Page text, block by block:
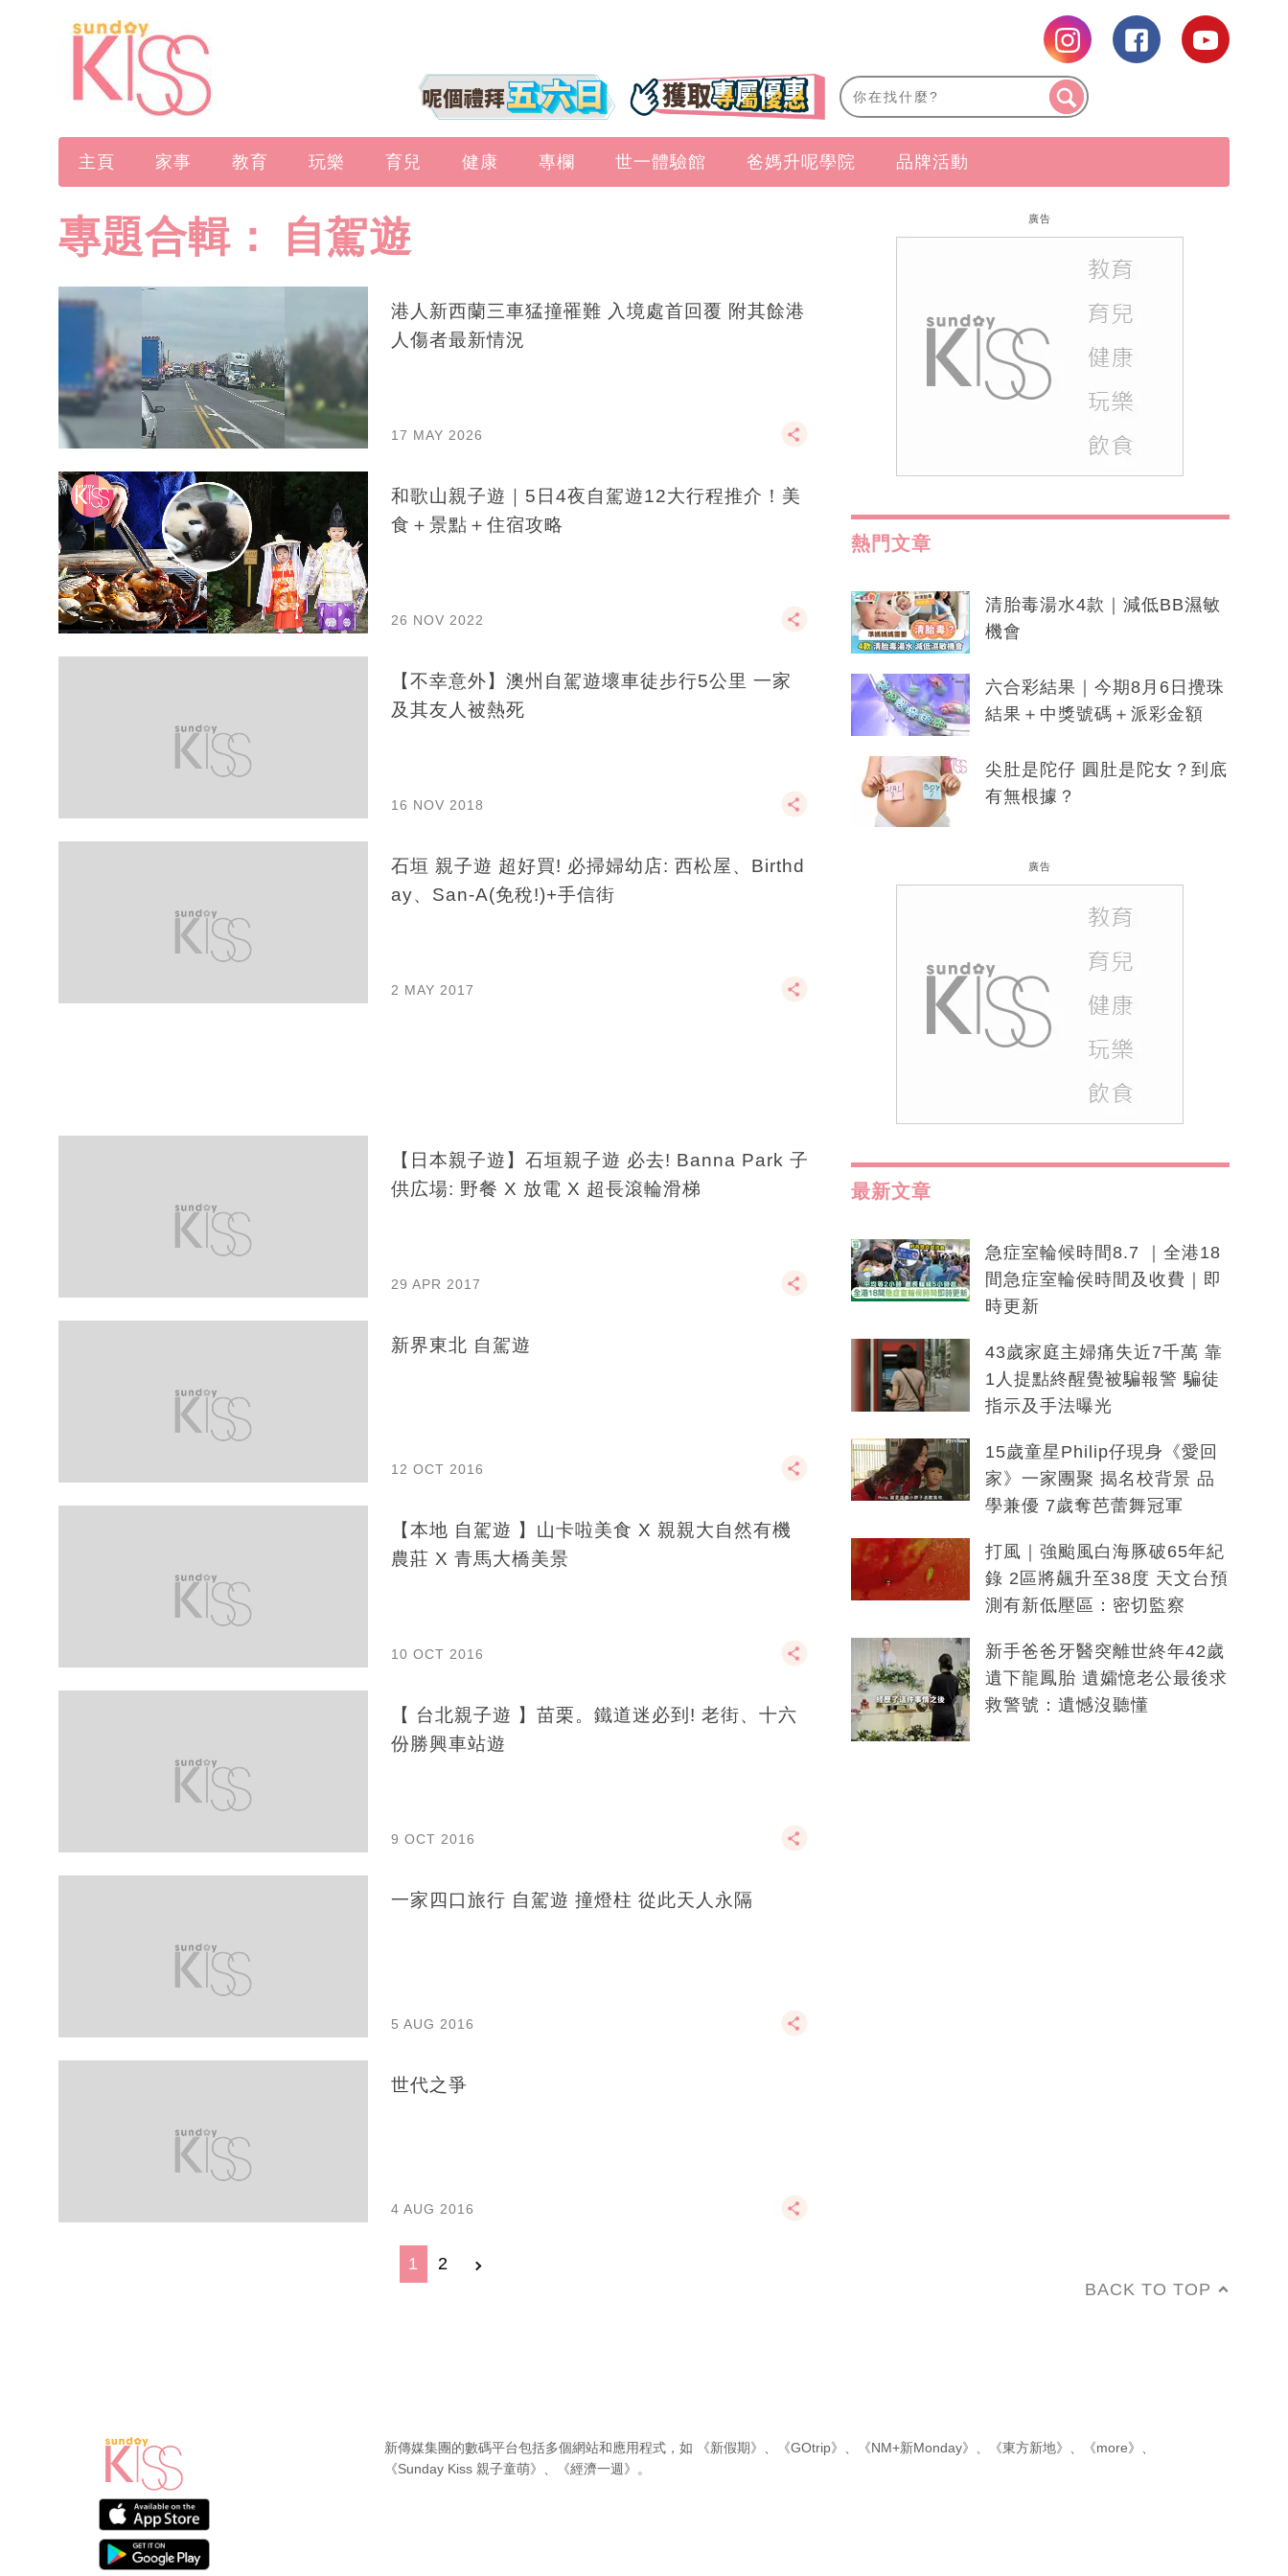
主頁 家事 教育 玩樂 育兒 健康 專欄 世一體驗館 爸媽升呢學院 品牌活動
專題合輯： 自駕遊
港人新西蘭三車猛撞罹難 入境處首回覆 附其餘港
人傷者最新情況
17 MAY 2026
和歌山親子遊｜5日4夜自駕遊12大行程推介！美
食＋景點＋住宿攻略
26 NOV 2022
【不幸意外】澳州自駕遊壞車徒步行5公里 一家
及其友人被熱死
16 NOV 2018
石垣 親子遊 超好買! 必掃婦幼店: 西松屋、Birthd
ay、San-A(免稅!)+手信街
2 MAY 2017
【日本親子遊】石垣親子遊 必去! Banna Park 子
供広場: 野餐 X 放電 X 超長滾輪滑梯
29 APR 2017
新界東北 自駕遊
12 OCT 2016
【本地 自駕遊 】山卡啦美食 X 親親大自然有機
農莊 X 青馬大橋美景
10 OCT 2016
【 台北親子遊 】苗栗。鐵道迷必到! 老街、十六
份勝興車站遊
9 OCT 2016
一家四口旅行 自駕遊 撞燈柱 從此天人永隔
5 AUG 2016
世代之爭
4 AUG 2016
1 2
廣告
熱門文章
清胎毒湯水4款｜減低BB濕敏
機會
六合彩結果｜今期8月6日攪珠
結果＋中獎號碼＋派彩金額
尖肚是陀仔 圓肚是陀女？到底
有無根據？
廣告
最新文章
急症室輪候時間8.7 ｜全港18
間急症室輪侯時間及收費｜即
時更新
43歲家庭主婦痛失近7千萬 靠
1人提點終醒覺被騙報警 騙徒
指示及手法曝光
15歲童星Philip仔現身《愛回
家》一家團聚 揭名校背景 品
學兼優 7歲奪芭蕾舞冠軍
打風｜強颱風白海豚破65年紀
錄 2區將飆升至38度 天文台預
測有新低壓區：密切監察
新手爸爸牙醫突離世終年42歲
遺下龍鳳胎 遺孀憶老公最後求
救警號：遺憾沒聽懂
BACK TO TOP
新傳媒集團的數碼平台包括多個網站和應用程式，如 《新假期》 《GOtrip》 《NM+新Monday》 《東方新地》 《more》
《Sunday Kiss 親子童萌》
《經濟一週》 。